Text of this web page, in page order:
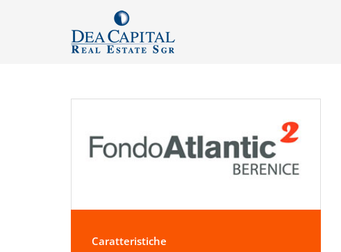
Caratteristiche